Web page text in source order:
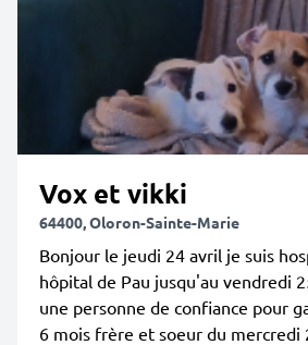
Vox et vikki
64400, Oloron-Sainte-Marie
Bonjour le jeudi 24 avril je suis
hôpital de Pau jusqu'au vendredi
une personne de confiance pour
6 mois frère et soeur du mercredi